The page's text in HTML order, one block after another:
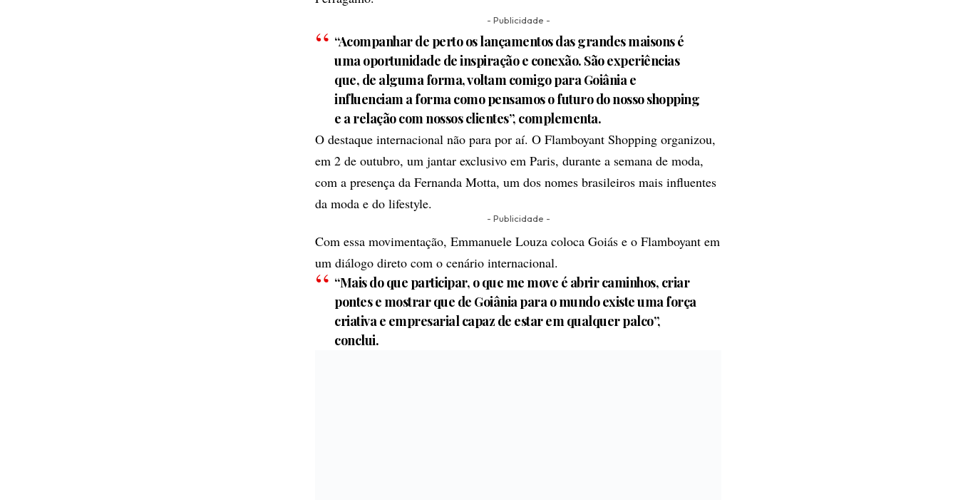
- Publicidade -
“Acompanhar de perto os lançamentos das grandes maisons é
uma oportunidade de inspiração e conexão. São experiências
que, de alguma forma, voltam comigo para Goiânia e
influenciam a forma como pensamos o futuro do nosso shopping
e a relação com nossos clientes”, complementa.
O destaque internacional não para por aí. O Flamboyant Shopping organizou,
em 2 de outubro, um jantar exclusivo em Paris, durante a semana de moda,
com a presença da Fernanda Motta, um dos nomes brasileiros mais influentes
da moda e do lifestyle.
- Publicidade -
Com essa movimentação, Emmanuele Louza coloca Goiás e o Flamboyant em
um diálogo direto com o cenário internacional.
“Mais do que participar, o que me move é abrir caminhos, criar
pontes e mostrar que de Goiânia para o mundo existe uma força
criativa e empresarial capaz de estar em qualquer palco”,
conclui.